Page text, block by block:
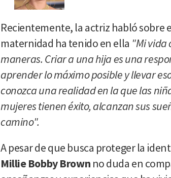
Recientemente, la actriz habló sobre
maternidad ha tenido en ella "Mi vida
maneras. Criar a una hija es una
aprender lo máximo posible y llevar
conozca una realidad en la que las
mujeres tienen éxito, alcanzan sus
camino".
A pesar de que busca proteger la
Millie Bobby Brown no duda en